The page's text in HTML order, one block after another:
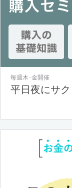
毎週木･金開催
平日夜にサ